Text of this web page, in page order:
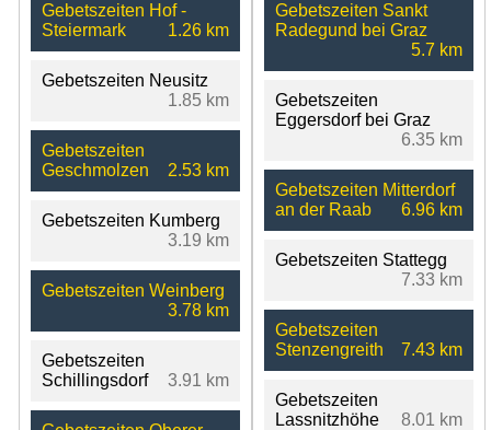
Gebetszeiten Hof -
Steiermark
1.26 km
Gebetszeiten Neusitz
1.85 km
Gebetszeiten
Geschmolzen
2.53 km
Gebetszeiten Kumberg
3.19 km
Gebetszeiten Weinberg
3.78 km
Gebetszeiten
Schillingsdorf
3.91 km
Gebetszeiten Sankt
Radegund bei Graz
5.7 km
Gebetszeiten
Eggersdorf bei Graz
6.35 km
Gebetszeiten Mitterdorf
an der Raab
6.96 km
Gebetszeiten Stattegg
7.33 km
Gebetszeiten
Stenzengreith
7.43 km
Gebetszeiten
Lassnitzhöhe
8.01 km